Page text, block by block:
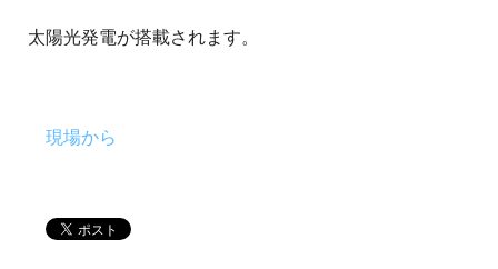
太陽光発電が搭載されます。
現場から